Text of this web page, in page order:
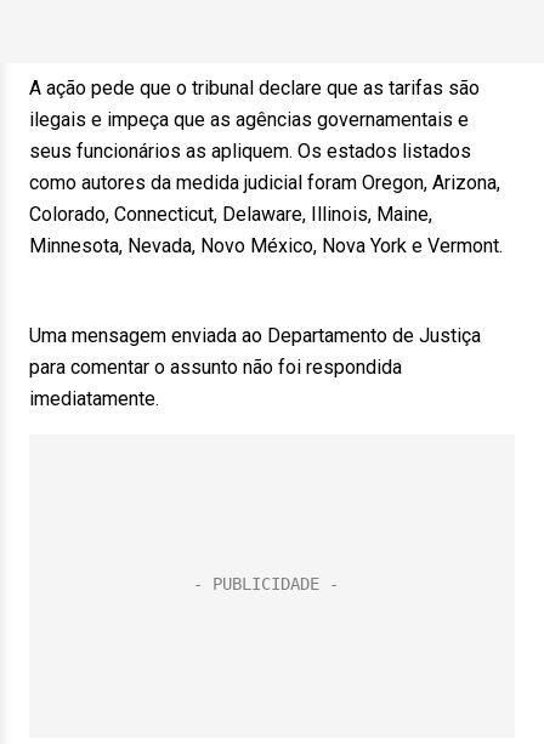
A ação pede que o tribunal declare que as tarifas são
ilegais e impeça que as agências governamentais e
seus funcionários as apliquem. Os estados listados
como autores da medida judicial foram Oregon, Arizona,
Colorado, Connecticut, Delaware, Illinois, Maine,
Minnesota, Nevada, Novo México, Nova York e Vermont.
Uma mensagem enviada ao Departamento de Justiça
para comentar o assunto não foi respondida
imediatamente.